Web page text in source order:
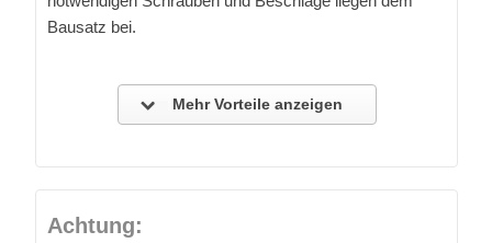
Bausatz bei.
Mehr Vorteile anzeigen
Achtung: